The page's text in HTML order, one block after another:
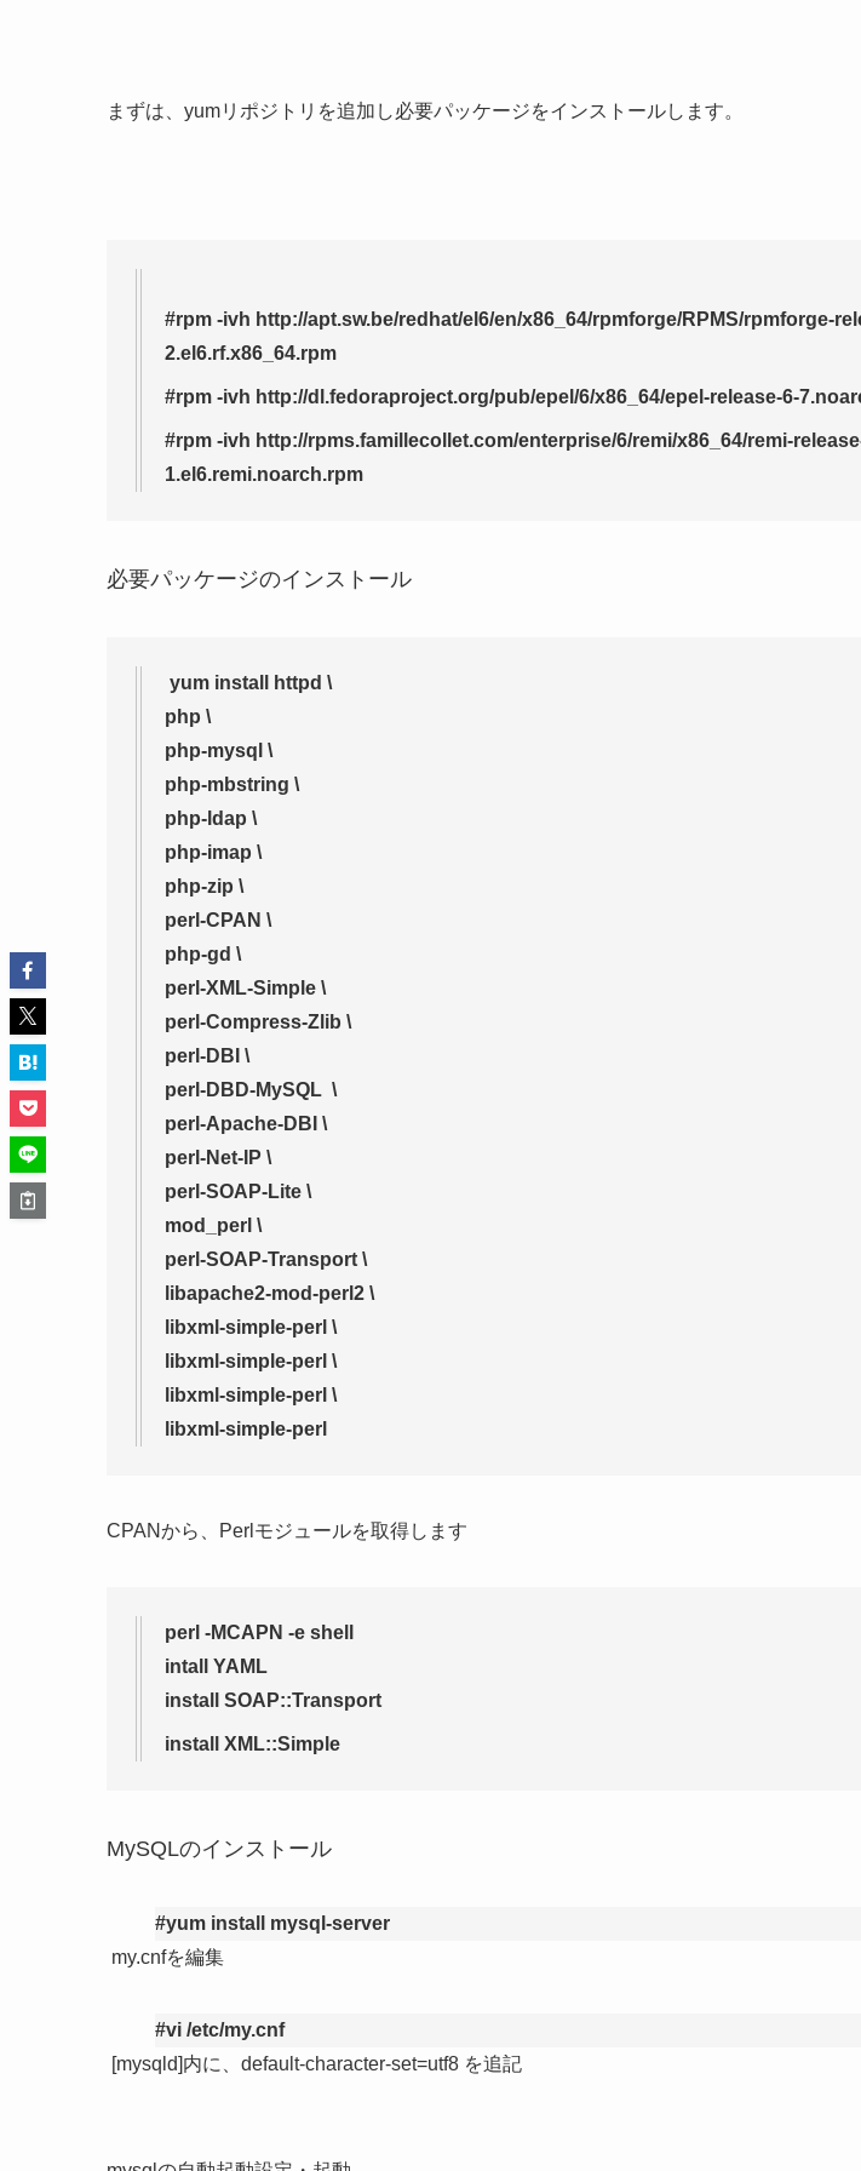
まずは、yumリポジトリを追加し必要パッケージをインストールします。
#rpm -ivh http://apt.sw.be/redhat/el6/en/x86_64/rpmforge/RPMS/rpmforge-
2.el6.rf.x86_64.rpm
#rpm -ivh http://dl.fedoraproject.org/pub/epel/6/x86_64/epel-release-6-
#rpm -ivh http://rpms.famillecollet.com/enterprise/6/remi/x86_64/remi-
1.el6.remi.noarch.rpm
必要パッケージのインストール
yum install httpd \
php \
php-mysql \
php-mbstring \
php-ldap \
php-imap \
php-zip \
perl-CPAN \
php-gd \
perl-XML-Simple \
perl-Compress-Zlib \
perl-DBI \
perl-DBD-MySQL \
perl-Apache-DBI \
perl-Net-IP \
perl-SOAP-Lite \
mod_perl \
perl-SOAP-Transport \
libapache2-mod-perl2 \
libxml-simple-perl \
libxml-simple-perl \
libxml-simple-perl \
libxml-simple-perl
CPANから、Perlモジュールを取得します
perl -MCAPN -e shell
intall YAML
install SOAP::Transport
install XML::Simple
MySQLのインストール
#yum install mysql-server
my.cnfを編集
#vi /etc/my.cnf
[mysqld]内に、default-character-set=utf8 を追記